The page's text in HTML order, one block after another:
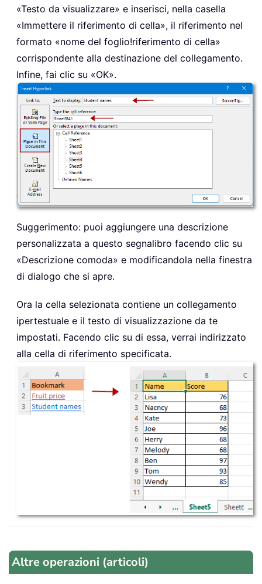
«Testo da visualizzare» e inserisci, nella casella
«Immettere il riferimento di cella», il riferimento nel
formato «nome del foglio!riferimento di cella»
corrispondente alla destinazione del collegamento.
Infine, fai clic su «OK».
Suggerimento: puoi aggiungere una descrizione
personalizzata a questo segnalibro facendo clic su
«Descrizione comoda» e modificandola nella finestra
di dialogo che si apre.
Ora la cella selezionata contiene un collegamento
ipertestuale e il testo di visualizzazione da te
impostati. Facendo clic su di essa, verrai indirizzato
alla cella di riferimento specificata.
Altre operazioni (articoli)